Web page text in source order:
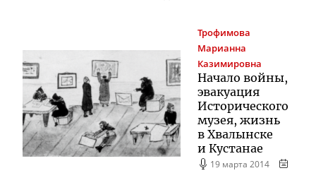
Трофимова
Марианна
Казимировна
Начало войны,
эвакуация
Исторического
музея, жизнь
в Хвалынске
и Кустанае
19 марта 2014